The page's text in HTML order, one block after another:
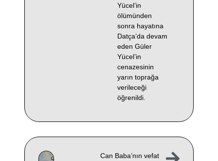
Yücel’in
ölümünden
sonra hayatına
Datça’da devam
eden Güler
Yücel’in
cenazesinin
yarın toprağa
verileceği
öğrenildi.
Can Baba’nın vefat